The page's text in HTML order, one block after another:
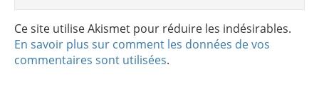
Ce site utilise Akismet pour réduire les indésirables.
En savoir plus sur comment les données de vos
commentaires sont utilisées.